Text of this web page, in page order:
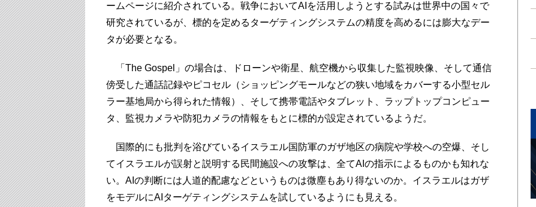
ームページに紹介されている。戦争においてAIを活用しようとする試みは世界中の国々で
研究されているが、標的を定めるターゲティングシステムの精度を高めるには膨大なデー
タが必要となる。
「The Gospel」の場合は、ドローンや衛星、航空機から収集した監視映像、そして通信
傍受した通話記録やピコセル（ショッピングモールなどの狭い地域をカバーする小型セル
ラー基地局から得られた情報）、そして携帯電話やタブレット、ラップトップコンピュー
タ、監視カメラや防犯カメラの情報をもとに標的が設定されているようだ。
国際的にも批判を浴びているイスラエル国防軍のガザ地区の病院や学校への空爆、そし
てイスラエルが誤射と説明する民間施設への攻撃は、全てAIの指示によるものかも知れな
い。AIの判断には人道的配慮などというものは微塵もあり得ないのか。イスラエルはガザ
をモデルにAIターゲティングシステムを試しているようにも見える。